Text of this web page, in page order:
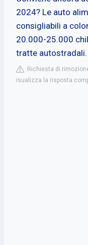
2024? Le auto
consigliabili a
20.000-25.000
tratte autostradali.
Richiesta di
isualizza la risposta